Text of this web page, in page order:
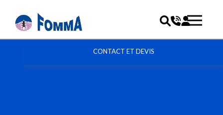
CONTACT ET DEVIS